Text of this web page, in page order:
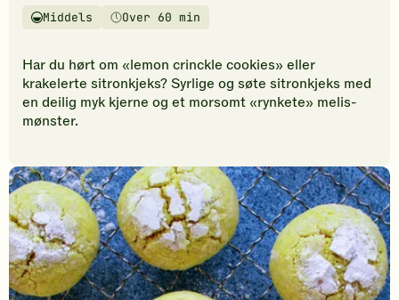
vurderinger.
den
første
til
å
oppskriften.
Vanskelighetsgrad
Middels
TilberedningstidOver 60 min
Har du hørt om «lemon crinckle cookies» eller
krakelerte sitronkjeks? Syrlige og søte sitronkjeks med
en deilig myk kjerne og et morsomt «rynkete» melis-
mønster.